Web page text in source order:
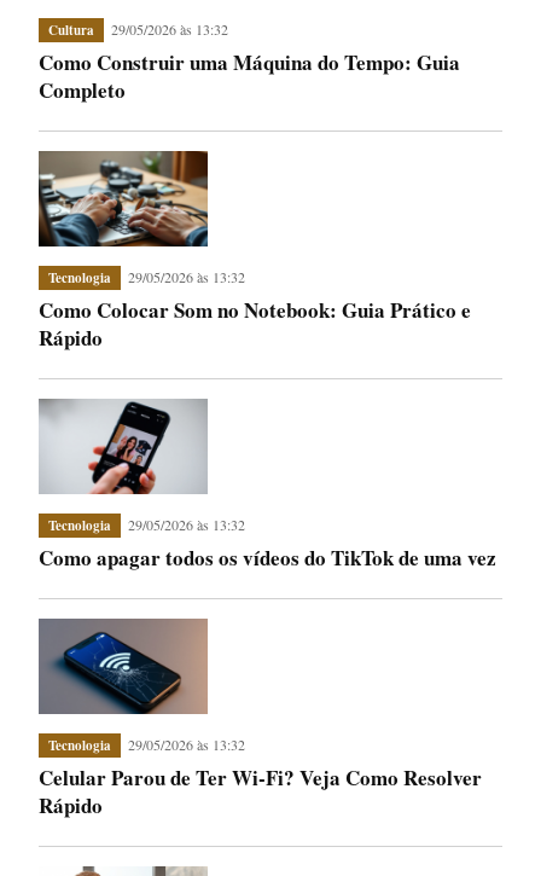
Cultura 29/05/2026 às 13:32
Como Construir uma Máquina do Tempo: Guia
Completo
Tecnologia 29/05/2026 às 13:32
Como Colocar Som no Notebook: Guia Prático e
Rápido
Tecnologia 29/05/2026 às 13:32
Como apagar todos os vídeos do TikTok de uma vez
Tecnologia 29/05/2026 às 13:32
Celular Parou de Ter Wi-Fi? Veja Como Resolver
Rápido